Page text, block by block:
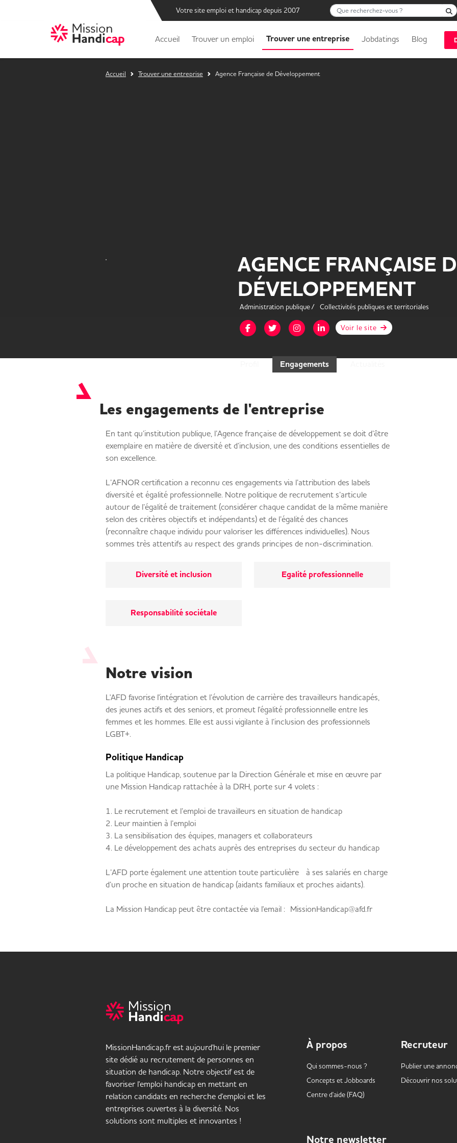
Votre site emploi et handicap depuis 2007 Que recherchez-vous ?
Accueil Trouver un emploi Trouver une entreprise Jobdatings Blog
Accueil Trouver une entreprise Agence Française de Développement
AGENCE FRANÇAISE
DÉVELOPPEMENT
Administration publique / Collectivités publiques et territoriales
Page Facebok de Agence Française de Développement
Page Twitter de Agence Française de Développement
Page Instagram de Agence Française de
Page LinkedIn de Agence Française de
Voir le site
Engagements
Les engagements de l'entreprise
En tant qu’institution publique, l’Agence française de développement se doit d’être
exemplaire en matière de diversité et d’inclusion, une des conditions essentielles de
son excellence.
L’AFNOR certification a reconnu ces engagements via l’attribution des labels
diversité et égalité professionnelle. Notre politique de recrutement s’articule
autour de l’égalité de traitement (considérer chaque candidat de la même manière
selon des critères objectifs et indépendants) et de l’égalité des chances
(reconnaître chaque individu pour valoriser les différences individuelles). Nous
sommes très attentifs au respect des grands principes de non-discrimination.
Diversité et inclusion Egalité professionnelle
Responsabilité sociétale
Notre vision
L'AFD favorise l'intégration et l’évolution de carrière des travailleurs handicapés,
des jeunes actifs et des seniors, et promeut l'égalité professionnelle entre les
femmes et les hommes. Elle est aussi vigilante à l’inclusion des professionnels
LGBT+.
Politique Handicap
La politique Handicap, soutenue par la Direction Générale et mise en œuvre par
une Mission Handicap rattachée à la DRH, porte sur 4 volets :
1. Le recrutement et l’emploi de travailleurs en situation de handicap
2. Leur maintien à l’emploi
3. La sensibilisation des équipes, managers et collaborateurs
4. Le développement des achats auprès des entreprises du secteur du handicap
L’AFD porte également une attention toute particulière à ses salariés en charge
d’un proche en situation de handicap (aidants familiaux et proches aidants).
La Mission Handicap peut être contactée via l'email : MissionHandicap@afd.fr
MissionHandicap.fr est aujourd'hui le premier
site dédié au recrutement de personnes en
situation de handicap. Notre objectif est de
favoriser l'emploi handicap en mettant en
relation candidats en recherche d'emploi et les
entreprises ouvertes à la diversité. Nos
solutions sont multiples et innovantes !
À propos
Qui sommes-nous ?
Concepts etJobboards
Centre d'aide (FAQ)
Recruteur
Publier une
Découvrir nos
Notre newsletter